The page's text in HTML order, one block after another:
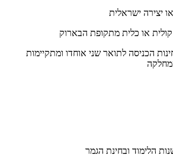
יצירה ישראלית
או כלית מתקופת הבארוק
הכניסה לתואר שני אוחדו ומתקיימות
הלימוד ובחינת הגמר